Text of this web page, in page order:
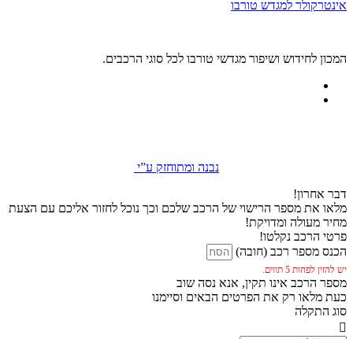
אינטרקולר למגדש טורבו
המכון לחידוש ושיפור מגדשי טורבו לכל סוגי הרכבים.
נבנה ומתוחזק ע”י
דבר אחרון!
מלאו את מספר הרישוי של הרכב שלכם וכך נוכל לחזור אליכם עם הצעת
מחיר מעולה ומדויקת!
פרטי הרכב נקלטו!
הכנס מספר רכב (חובה)
יש להזין לפחות 5 תווים.
מספר הרכב אינו תקין, אנא נסה שוב
כעת מלאו רק את הפרטים הבאים וסיימנו
סוג התקלה